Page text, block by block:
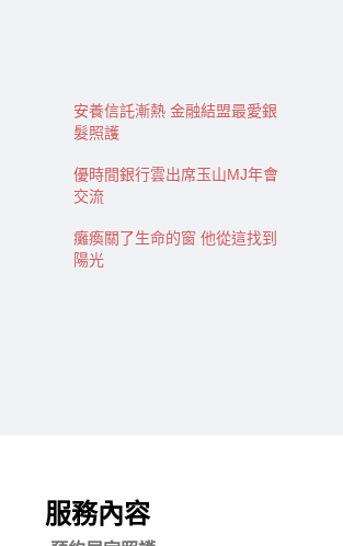
安養信託漸熱 金融結盟最愛銀
髮照護
優時間銀行雲出席玉山MJ年會
交流
癱瘓關了生命的窗 他從這找到
陽光
服務內容